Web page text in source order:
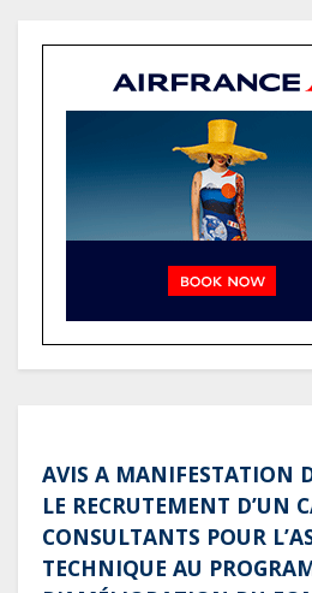
des recettes
(Rapport)
Société :
l’identité de
de la
référence
industriels et
pays
AVIS A MANIFESTATION
LE RECRUTEMENT D’UN
CONSULTANTS POUR
TECHNIQUE AU